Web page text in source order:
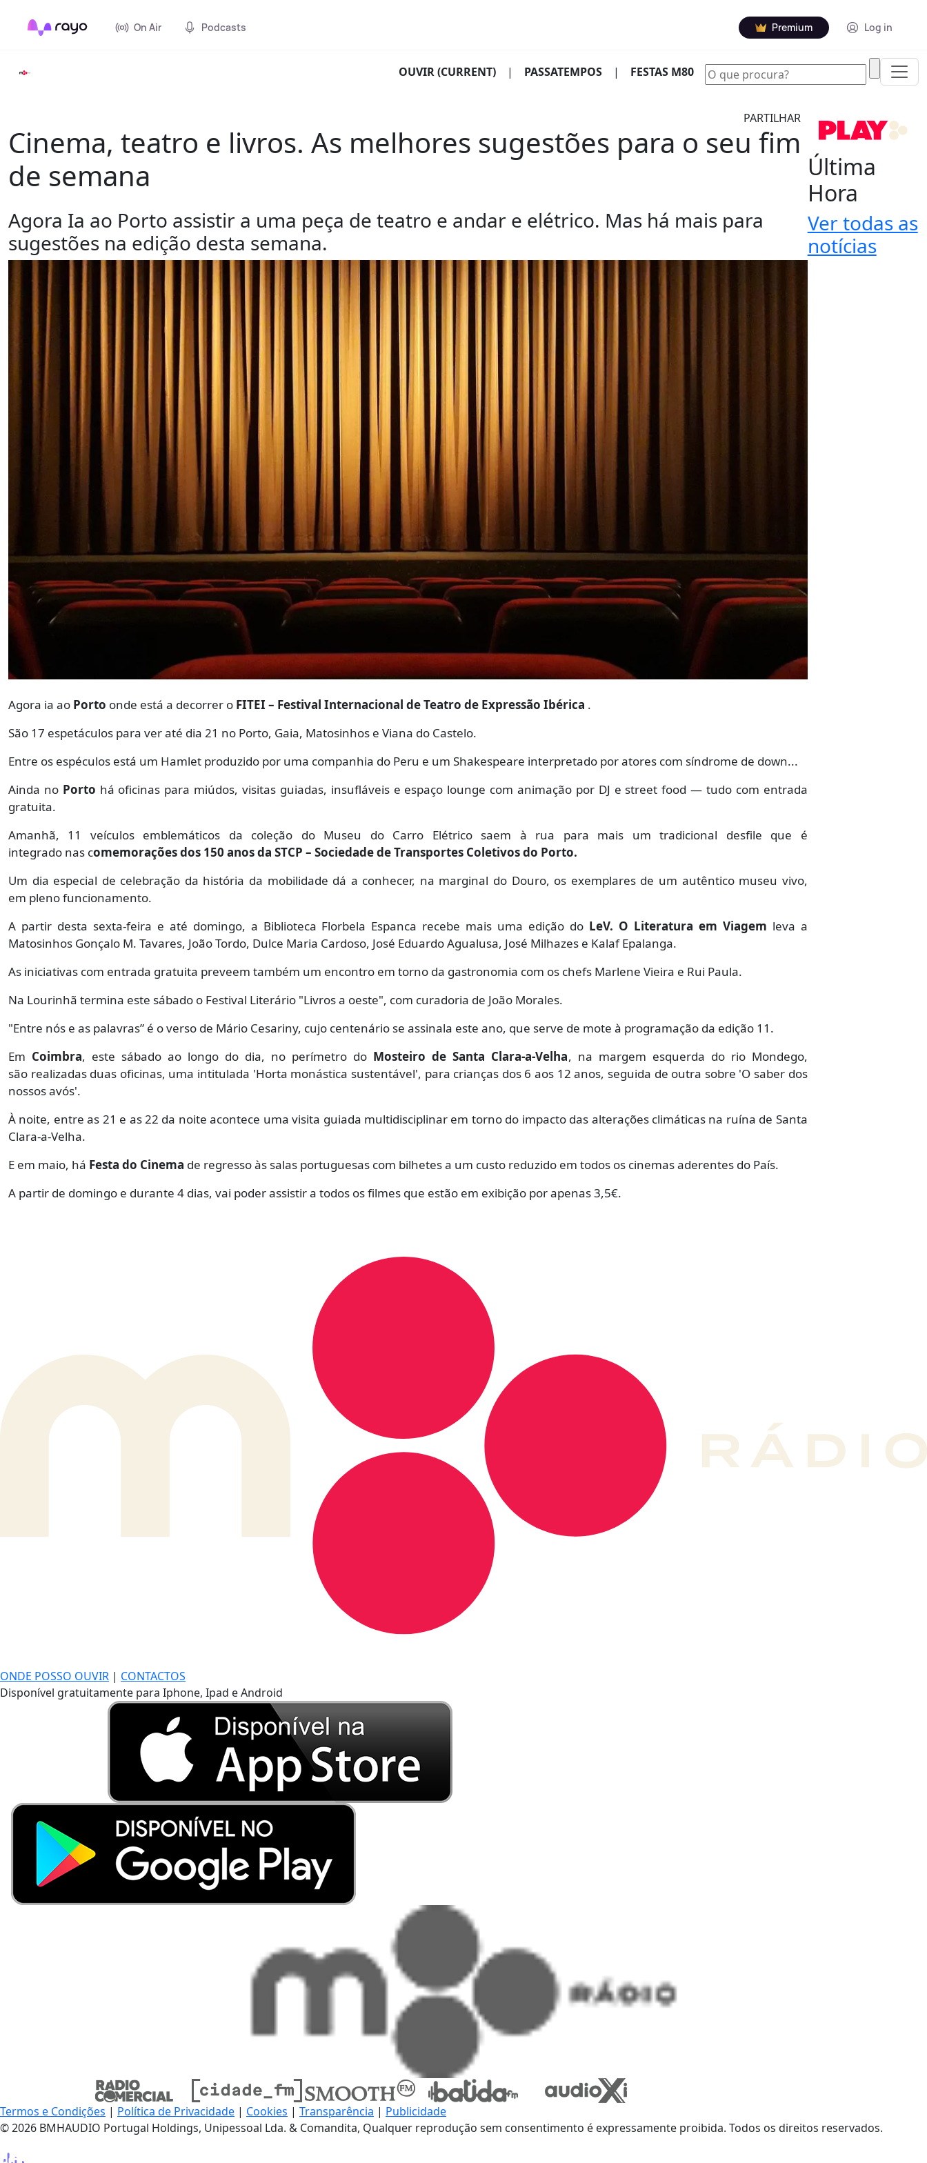
On Air Podcasts Premium Log in
OUVIR(CURRENT) | PASSATEMPOS | FESTAS M80
PARTILHAR
Cinema, teatro e livros. As melhores sugestões para o seu fim
de semana
Agora Ia ao Porto assistir a uma peça de teatro e andar e elétrico. Mas há mais para
sugestões na edição desta semana.
Agora ia ao Porto onde está a decorrer o FITEI – Festival Internacional de Teatro de Expressão Ibérica .
São 17 espetáculos para ver até dia 21 no Porto, Gaia, Matosinhos e Viana do Castelo.
Entre os espéculos está um Hamlet produzido por uma companhia do Peru e um Shakespeare interpretado por atores com síndrome de down...
Ainda no Porto há oficinas para miúdos, visitas guiadas, insufláveis e espaço lounge com animação por DJ e street food — tudo com entrada
gratuita.
Amanhã, 11 veículos emblemáticos da coleção do Museu do Carro Elétrico saem à rua para mais um tradicional desfile que é
integrado nas comemorações dos 150 anos da STCP – Sociedade de Transportes Coletivos do Porto.
Um dia especial de celebração da história da mobilidade dá a conhecer, na marginal do Douro, os exemplares de um autêntico museu vivo,
em pleno funcionamento.
A partir desta sexta-feira e até domingo, a Biblioteca Florbela Espanca recebe mais uma edição do LeV. O Literatura em Viagem leva a
Matosinhos Gonçalo M. Tavares, João Tordo, Dulce Maria Cardoso, José Eduardo Agualusa, José Milhazes e Kalaf Epalanga.
As iniciativas com entrada gratuita preveem também um encontro em torno da gastronomia com os chefs Marlene Vieira e Rui Paula.
Na Lourinhã termina este sábado o Festival Literário "Livros a oeste", com curadoria de João Morales.
"Entre nós e as palavras” é o verso de Mário Cesariny, cujo centenário se assinala este ano, que serve de mote à programação da edição 11.
Em Coimbra, este sábado ao longo do dia, no perímetro do Mosteiro de Santa Clara-a-Velha, na margem esquerda do rio Mondego,
são realizadas duas oficinas, uma intitulada 'Horta monástica sustentável', para crianças dos 6 aos 12 anos, seguida de outra sobre 'O saber dos
nossos avós'.
À noite, entre as 21 e as 22 da noite acontece uma visita guiada multidisciplinar em torno do impacto das alterações climáticas na ruína de Santa
Clara-a-Velha.
E em maio, há Festa do Cinema de regresso às salas portuguesas com bilhetes a um custo reduzido em todos os cinemas aderentes do País.
A partir de domingo e durante 4 dias, vai poder assistir a todos os filmes que estão em exibição por apenas 3,5€.
Última
Hora
Ver todas as
notícias
ONDE POSSO OUVIR | CONTACTOS
Disponível gratuitamente para Iphone, Ipad e Android
Termos e Condições | Política de Privacidade | Cookies | Transparência | Publicidade
© 2026 BMHAUDIO Portugal Holdings, Unipessoal Lda. & Comandita, Qualquer reprodução sem consentimento é expressamente proibida. Todos os direitos reservados.